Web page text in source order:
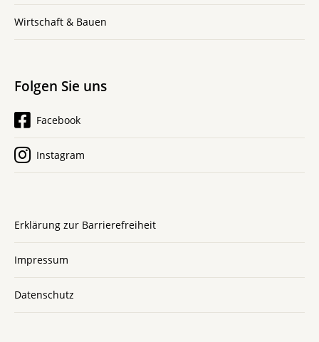
Wirtschaft & Bauen
Folgen Sie uns
Facebook
Instagram
Erklärung zur Barrierefreiheit
Impressum
Datenschutz